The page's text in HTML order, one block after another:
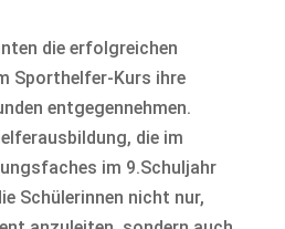
die erfolgreichen
Sporthelfer-Kurs ihre
entgegennehmen.
die im
im 9.Schuljahr
Schülerinnen nicht nur,